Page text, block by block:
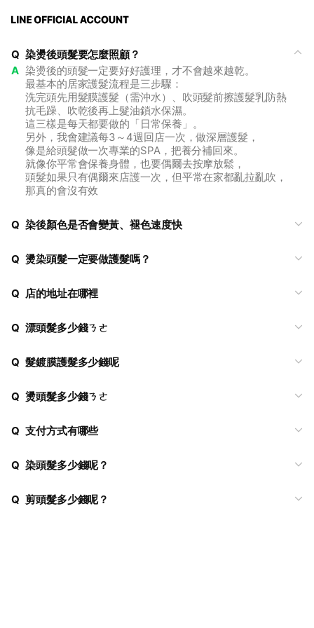
Q 染燙後頭髮要怎麼照顧？
A 染燙後的頭髮一定要好好護理，才不會越來越乾。
最基本的居家護髮流程是三步驟：
洗完頭先用髮膜護髮（需沖水）、吹頭髮前擦護髮乳防熱
抗毛躁、吹乾後再上髮油鎖水保濕。
這三樣是每天都要做的「日常保養」。
另外，我會建議每3～4週回店一次，做深層護髮，
像是給頭髮做一次專業的SPA，把養分補回來。
就像你平常會保養身體，也要偶爾去按摩放鬆，
頭髮如果只有偶爾來店護一次，但平常在家都亂拉亂吹，
那真的會沒有效
Q 染後顏色是否會變黃、褪色速度快
Q 燙染頭髮一定要做護髮嗎？
Q 店的地址在哪裡
Q 漂頭髮多少錢ㄋㄜ
Q 髮鍍膜護髮多少錢呢
Q 燙頭髮多少錢ㄋㄜ
Q 支付方式有哪些
Q 染頭髮多少錢呢？
Q 剪頭髮多少錢呢？